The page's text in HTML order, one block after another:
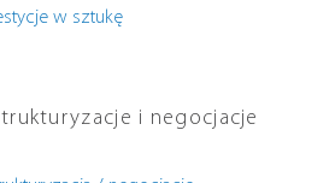
w sztukę
i negocjacje